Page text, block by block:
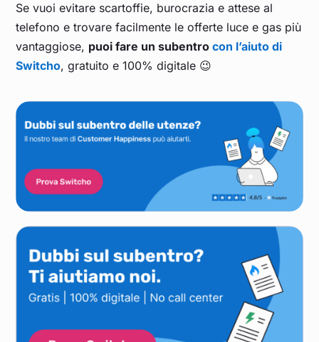
Se vuoi evitare scartoffie, burocrazia e attese al
telefono e trovare facilmente le offerte luce e gas più
vantaggiose, puoi fare un subentrocon l’aiuto di
Switcho, gratuito e 100% digitale 😉